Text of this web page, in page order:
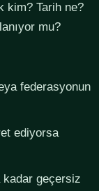
kim? Tarih ne?
mu?
federasyonun
ediyorsa
kadar geçersiz